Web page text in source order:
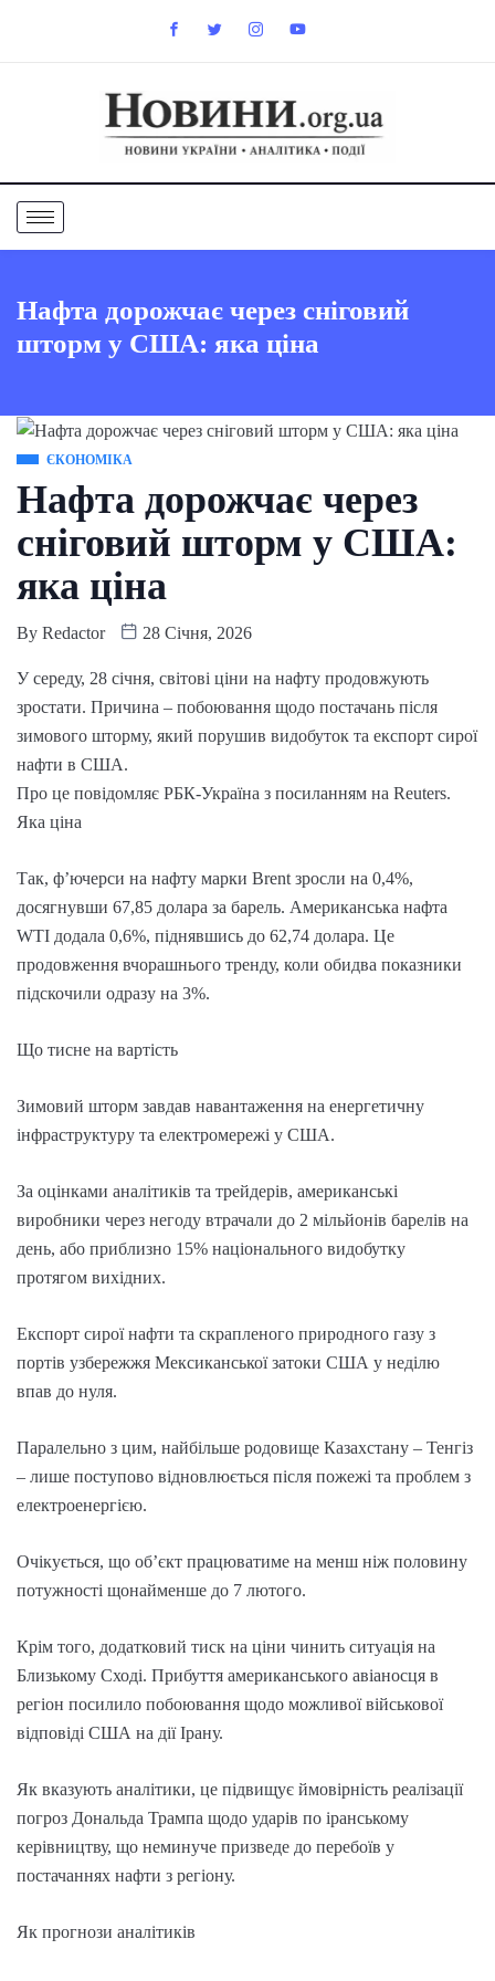
Нафта дорожчає через сніговий
шторм у США: яка ціна
ЄКОНОМІКА
Нафта дорожчає через
сніговий шторм у США:
яка ціна
By Redactor 28 Січня, 2026
У середу, 28 січня, світові ціни на нафту продовжують
зростати. Причина – побоювання щодо постачань після
зимового шторму, який порушив видобуток та експорт сирої
нафти в США.
Про це повідомляє РБК-Україна з посиланням на Reuters.
Яка ціна
Так, ф’ючерси на нафту марки Brent зросли на 0,4%,
досягнувши 67,85 долара за барель. Американська нафта
WTI додала 0,6%, піднявшись до 62,74 долара. Це
продовження вчорашнього тренду, коли обидва показники
підскочили одразу на 3%.
Що тисне на вартість
Зимовий шторм завдав навантаження на енергетичну
інфраструктуру та електромережі у США.
За оцінками аналітиків та трейдерів, американські
виробники через негоду втрачали до 2 мільйонів барелів на
день, або приблизно 15% національного видобутку
протягом вихідних.
Експорт сирої нафти та скрапленого природного газу з
портів узбережжя Мексиканської затоки США у неділю
впав до нуля.
Паралельно з цим, найбільше родовище Казахстану – Тенгіз
– лише поступово відновлюється після пожежі та проблем з
електроенергією.
Очікується, що об’єкт працюватиме на менш ніж половину
потужності щонайменше до 7 лютого.
Крім того, додатковий тиск на ціни чинить ситуація на
Близькому Сході. Прибуття американського авіаносця в
регіон посилило побоювання щодо можливої військової
відповіді США на дії Ірану.
Як вказують аналітики, це підвищує ймовірність реалізації
погроз Дональда Трампа щодо ударів по іранському
керівництву, що неминуче призведе до перебоїв у
постачаннях нафти з регіону.
Як прогнози аналітиків